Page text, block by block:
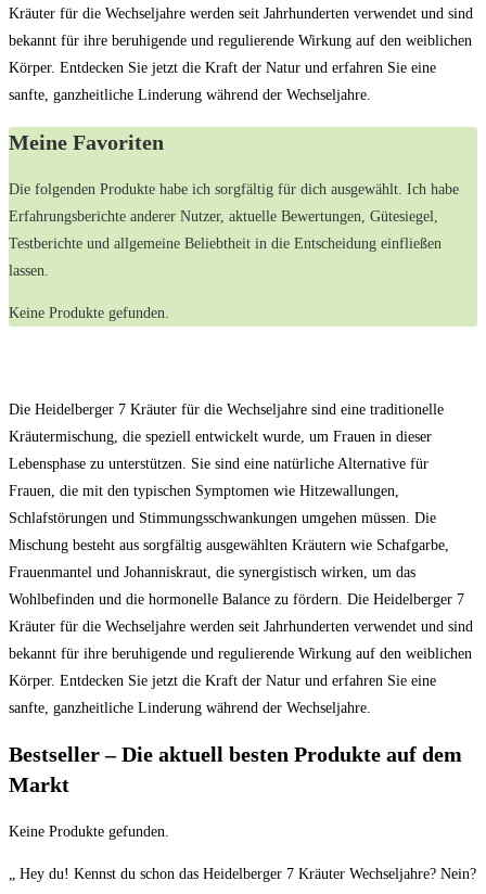
Kräuter für die Wechseljahre werden seit Jahrhunderten verwendet und sind
bekannt für ihre beruhigende und regulierende Wirkung auf den weiblichen
Körper. Entdecken Sie jetzt die Kraft der Natur und erfahren Sie eine
sanfte, ganzheitliche Linderung während der Wechseljahre.
Meine Favoriten
Die folgenden Produkte habe ich sorgfältig für dich ausgewählt. Ich habe
Erfahrungsberichte anderer‌ Nutzer, aktuelle Bewertungen, Gütesiegel,
Testberichte und allgemeine‌ Beliebtheit in die Entscheidung einfließen
lassen.
Keine Produkte gefunden.
Die Heidelberger 7 Kräuter für die Wechseljahre sind eine traditionelle
Kräutermischung, die speziell entwickelt wurde, um Frauen in dieser
Lebensphase zu unterstützen. Sie sind eine natürliche Alternative für
Frauen, die mit den typischen Symptomen wie Hitzewallungen,
Schlafstörungen und Stimmungsschwankungen umgehen müssen. Die
Mischung besteht aus sorgfältig ausgewählten Kräutern wie Schafgarbe,
Frauenmantel und Johanniskraut, die synergistisch wirken, um das
Wohlbefinden und die hormonelle Balance zu fördern. Die Heidelberger 7
Kräuter für die Wechseljahre werden seit Jahrhunderten verwendet und sind
bekannt für ihre beruhigende und regulierende Wirkung auf den weiblichen
Körper. Entdecken Sie jetzt die Kraft der Natur und erfahren Sie eine
sanfte, ganzheitliche Linderung während der Wechseljahre.
Bestseller – Die aktuell besten Produkte auf dem
Markt
Keine Produkte gefunden.
„⁢ Hey du! Kennst du schon das Heidelberger 7 Kräuter Wechseljahre? Nein?